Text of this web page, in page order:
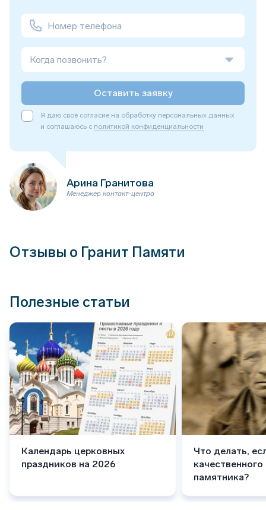
Когда позвонить?
Оставить заявку
Я даю своё согласие на обработку персональных данных
и соглашаюсь с политикой конфиденциальности
Арина Гранитова
Менеджер контакт-центра
Отзывы о Гранит Памяти
Полезные статьи
Календарь церковных
праздников на 2026
Что делать,
памятника?